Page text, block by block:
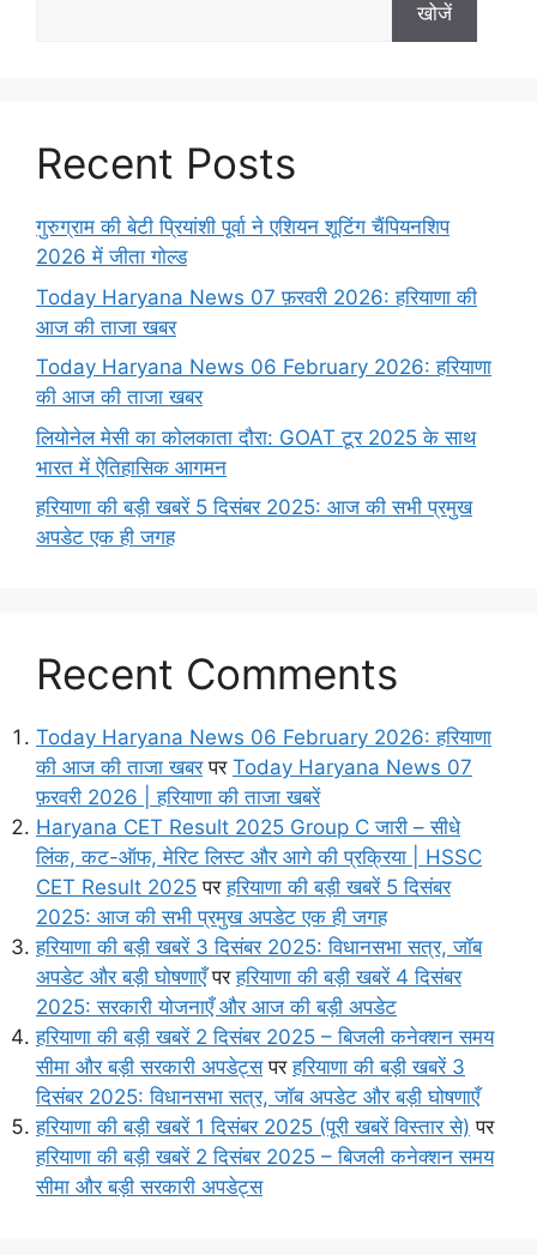
खोजें
Recent Posts
गुरुग्राम की बेटी प्रियांशी पूर्वा ने एशियन शूटिंग चैंपियनशिप
2026 में जीता गोल्ड
Today Haryana News 07 फ़रवरी 2026: हरियाणा की
आज की ताजा खबर
Today Haryana News 06 February 2026: हरियाणा
की आज की ताजा खबर
लियोनेल मेसी का कोलकाता दौरा: GOAT टूर 2025 के साथ
भारत में ऐतिहासिक आगमन
हरियाणा की बड़ी खबरें 5 दिसंबर 2025: आज की सभी प्रमुख
अपडेट एक ही जगह
Recent Comments
Today Haryana News 06 February 2026: हरियाणा
की आज की ताजा खबरपर Today Haryana News 07
फ़रवरी 2026 | हरियाणा की ताजा खबरें
Haryana CET Result 2025 Group C जारी – सीधे
लिंक, कट-ऑफ, मेरिट लिस्ट और आगे की प्रक्रिया | HSSC
CET Result 2025 परहरियाणा की बड़ी खबरें 5 दिसंबर
2025: आज की सभी प्रमुख अपडेट एक ही जगह
हरियाणा की बड़ी खबरें 3 दिसंबर 2025: विधानसभा सत्र, जॉब
अपडेट और बड़ी घोषणाएँपरहरियाणा की बड़ी खबरें 4 दिसंबर
2025: सरकारी योजनाएँ और आज की बड़ी अपडेट
हरियाणा की बड़ी खबरें 2 दिसंबर 2025 – बिजली कनेक्शन समय
सीमा और बड़ी सरकारी अपडेट्सपरहरियाणा की बड़ी खबरें 3
दिसंबर 2025: विधानसभा सत्र, जॉब अपडेट और बड़ी घोषणाएँ
हरियाणा की बड़ी खबरें 1 दिसंबर 2025 (पूरी खबरें विस्तार से) पर
हरियाणा की बड़ी खबरें 2 दिसंबर 2025 – बिजली कनेक्शन समय
सीमा और बड़ी सरकारी अपडेट्स